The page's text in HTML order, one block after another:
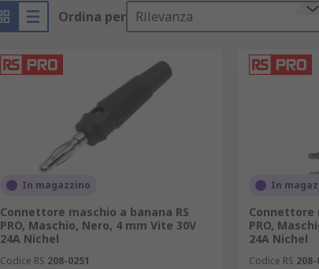
Ordina per Rilevanza
In magazzino
Connettore maschio a banana RS
PRO, Maschio, Nero, 4 mm Vite 30V
24A Nichel
Codice RS 208-0251
In
Connettore
PRO,
24A Nichel
Codice RS